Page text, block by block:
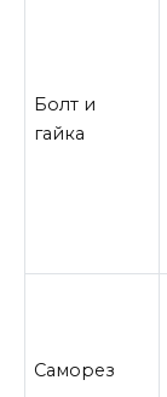
Болт и
гайка
Саморез